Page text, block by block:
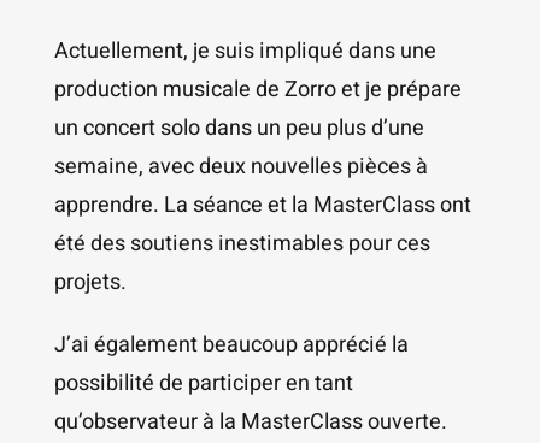
Actuellement, je suis impliqué dans une
production musicale de Zorro et je prépare
un concert solo dans un peu plus d’une
semaine, avec deux nouvelles pièces à
apprendre. La séance et la MasterClass ont
été des soutiens inestimables pour ces
projets.
J’ai également beaucoup apprécié la
possibilité de participer en tant
qu’observateur à la MasterClass ouverte.